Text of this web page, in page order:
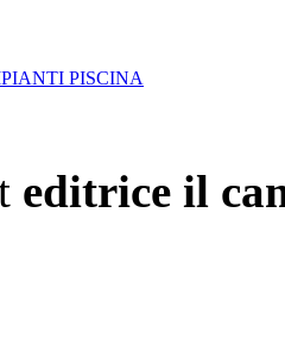
PISCINA
editrice il